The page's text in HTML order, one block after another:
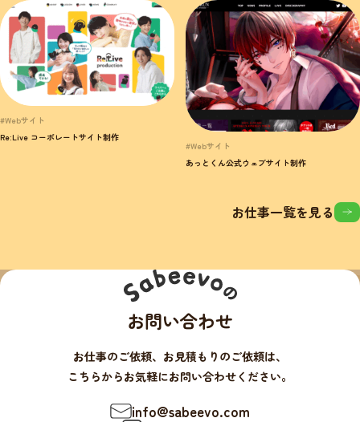
#Webサイト
Re:Live コーポレートサイト制作
#Webサイト
あっとくん公式ウェブサイト制作
お仕事一覧を見る
お問い合わせ
お仕事のご依頼、お見積もりのご依頼は、
こちらからお気軽にお問い合わせください。
info@sabeevo.com